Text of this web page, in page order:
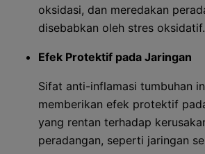
oksidasi, dan meredakan
disebabkan oleh stres oksidatif.
Efek Protektif pada Jaringan
Sifat anti-inflamasi tumbuhan
memberikan efek protektif
yang rentan terhadap
peradangan, seperti jaringan